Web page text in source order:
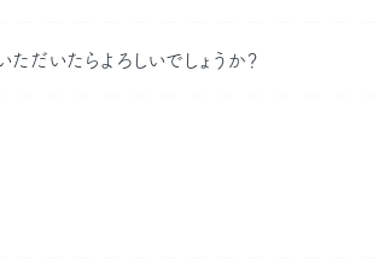
だいたらよろしいでしょうか？